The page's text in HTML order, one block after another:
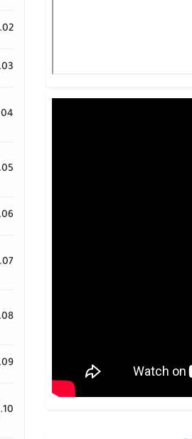
02.
03.
04.
05.
06.
07.
08.
09.
10.